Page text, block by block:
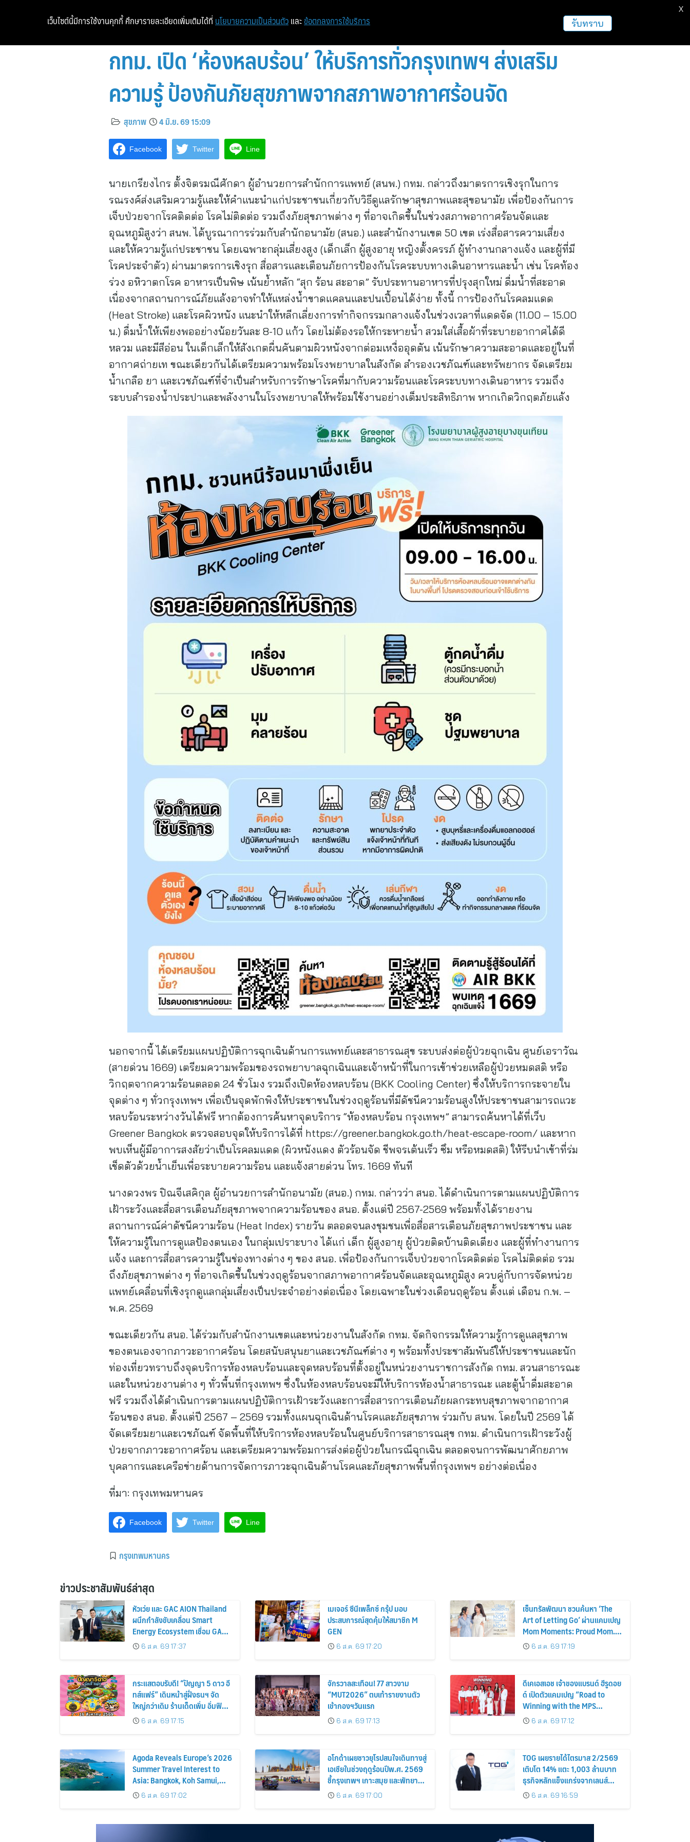
กทม. เปิด ‘ห้องหลบร้อน’ ให้บริการทั่วกรุงเทพฯ ส่งเสริม
ความรู้ ป้องกันภัยสุขภาพจากสภาพอากาศร้อนจัด
สุขภาพ 4 มิ.ย. 69 15:09
Facebook Twitter Line
นายเกรียงไกร ตั้งจิตรมณีศักดา ผู้อำนวยการสำนักการแพทย์ (สนพ.) กทม. กล่าวถึงมาตรการเชิงรุกในการ
รณรงค์ส่งเสริมความรู้และให้คำแนะนำแก่ประชาชนเกี่ยวกับวิธีดูแลรักษาสุขภาพและสุขอนามัย เพื่อป้องกันการ
เจ็บป่วยจากโรคติดต่อ โรคไม่ติดต่อ รวมถึงภัยสุขภาพต่าง ๆ ที่อาจเกิดขึ้นในช่วงสภาพอากาศร้อนจัดและ
อุณหภูมิสูงว่า สนพ. ได้บูรณาการร่วมกับสำนักอนามัย (สนอ.) และสำนักงานเขต 50 เขต เร่งสื่อสารความเสี่ยง
และให้ความรู้แก่ประชาชน โดยเฉพาะกลุ่มเสี่ยงสูง (เด็กเล็ก ผู้สูงอายุ หญิงตั้งครรภ์ ผู้ทำงานกลางแจ้ง และผู้ที่มี
โรคประจำตัว) ผ่านมาตรการเชิงรุก สื่อสารและเตือนภัยการป้องกันโรคระบบทางเดินอาหารและน้ำ เช่น โรคท้อง
ร่วง อหิวาตกโรค อาหารเป็นพิษ เน้นย้ำหลัก “สุก ร้อน สะอาด” รับประทานอาหารที่ปรุงสุกใหม่ ดื่มน้ำที่สะอาด
เนื่องจากสถานการณ์ภัยแล้งอาจทำให้แหล่งน้ำขาดแคลนและปนเปื้อนได้ง่าย ทั้งนี้ การป้องกันโรคลมแดด
(Heat Stroke) และโรคผิวหนัง แนะนำให้หลีกเลี่ยงการทำกิจกรรมกลางแจ้งในช่วงเวลาที่แดดจัด (11.00 – 15.00
น.) ดื่มน้ำให้เพียงพออย่างน้อยวันละ 8-10 แก้ว โดยไม่ต้องรอให้กระหายน้ำ สวมใส่เสื้อผ้าที่ระบายอากาศได้ดี
หลวม และมีสีอ่อน ในเด็กเล็กให้สังเกตผื่นคันตามผิวหนังจากต่อมเหงื่ออุดตัน เน้นรักษาความสะอาดและอยู่ในที่
อากาศถ่ายเท ขณะเดียวกันได้เตรียมความพร้อมโรงพยาบาลในสังกัด สำรองเวชภัณฑ์และทรัพยากร จัดเตรียม
น้ำเกลือ ยา และเวชภัณฑ์ที่จำเป็นสำหรับการรักษาโรคที่มากับความร้อนและโรคระบบทางเดินอาหาร รวมถึง
ระบบสำรองน้ำประปาและพลังงานในโรงพยาบาลให้พร้อมใช้งานอย่างเต็มประสิทธิภาพ หากเกิดวิกฤตภัยแล้ง
นอกจากนี้ ได้เตรียมแผนปฏิบัติการฉุกเฉินด้านการแพทย์และสาธารณสุข ระบบส่งต่อผู้ป่วยฉุกเฉิน ศูนย์เอราวัณ
(สายด่วน 1669) เตรียมความพร้อมของรถพยาบาลฉุกเฉินและเจ้าหน้าที่ในการเข้าช่วยเหลือผู้ป่วยหมดสติ หรือ
วิกฤตจากความร้อนตลอด 24 ชั่วโมง รวมถึงเปิดห้องหลบร้อน (BKK Cooling Center) ซึ่งให้บริการกระจายใน
จุดต่าง ๆ ทั่วกรุงเทพฯ เพื่อเป็นจุดพักพิงให้ประชาชนในช่วงฤดูร้อนที่มีดัชนีความร้อนสูงให้ประชาชนสามารถแวะ
หลบร้อนระหว่างวันได้ฟรี หากต้องการค้นหาจุดบริการ “ห้องหลบร้อน กรุงเทพฯ” สามารถค้นหาได้ที่เว็บ
Greener Bangkok ตรวจสอบจุดให้บริการได้ที่ https://greener.bangkok.go.th/heat-escape-room/ และหาก
พบเห็นผู้มีอาการสงสัยว่าเป็นโรคลมแดด (ผิวหนังแดง ตัวร้อนจัด ชีพจรเต้นเร็ว ซึม หรือหมดสติ) ให้รีบนำเข้าที่ร่ม
เช็ดตัวด้วยน้ำเย็นเพื่อระบายความร้อน และแจ้งสายด่วน โทร. 1669 ทันที
นางดวงพร ปิณจีเสคิกุล ผู้อำนวยการสำนักอนามัย (สนอ.) กทม. กล่าวว่า สนอ. ได้ดำเนินการตามแผนปฏิบัติการ
เฝ้าระวังและสื่อสารเตือนภัยสุขภาพจากความร้อนของ สนอ. ตั้งแต่ปี 2567-2569 พร้อมทั้งได้รายงาน
สถานการณ์ค่าดัชนีความร้อน (Heat Index) รายวัน ตลอดจนลงชุมชนเพื่อสื่อสารเตือนภัยสุขภาพประชาชน และ
ให้ความรู้ในการดูแลป้องตนเอง ในกลุ่มเปราะบาง ได้แก่ เด็ก ผู้สูงอายุ ผู้ป่วยติดบ้านติดเตียง และผู้ที่ทำงานการ
แจ้ง และการสื่อสารความรู้ในช่องทางต่าง ๆ ของ สนอ. เพื่อป้องกันการเจ็บป่วยจากโรคติดต่อ โรคไม่ติดต่อ รวม
ถึงภัยสุขภาพต่าง ๆ ที่อาจเกิดขึ้นในช่วงฤดูร้อนจากสภาพอากาศร้อนจัดและอุณหภูมิสูง ควบคู่กับการจัดหน่วย
แพทย์เคลื่อนที่เชิงรุกดูแลกลุ่มเสี่ยงเป็นประจำอย่างต่อเนื่อง โดยเฉพาะในช่วงเดือนฤดูร้อน ตั้งแต่ เดือน ก.พ. –
พ.ค. 2569
ขณะเดียวกัน สนอ. ได้ร่วมกับสำนักงานเขตและหน่วยงานในสังกัด กทม. จัดกิจกรรมให้ความรู้การดูแลสุขภาพ
ของตนเองจากภาวะอากาศร้อน โดยสนับสนุนยาและเวชภัณฑ์ต่าง ๆ พร้อมทั้งประชาสัมพันธ์ให้ประชาชนและนัก
ท่องเที่ยวทราบถึงจุดบริการห้องหลบร้อนและจุดหลบร้อนที่ตั้งอยู่ในหน่วยงานราชการสังกัด กทม. สวนสาธารณะ
และในหน่วยงานต่าง ๆ ทั่วพื้นที่กรุงเทพฯ ซึ่งในห้องหลบร้อนจะมีให้บริการห้องน้ำสาธารณะ และตู้น้ำดื่มสะอาด
ฟรี รวมถึงได้ดำเนินการตามแผนปฏิบัติการเฝ้าระวังและการสื่อสารการเตือนภัยผลกระทบสุขภาพจากอากาศ
ร้อนของ สนอ. ตั้งแต่ปี 2567 – 2569 รวมทั้งแผนฉุกเฉินด้านโรคและภัยสุขภาพ ร่วมกับ สนพ. โดยในปี 2569 ได้
จัดเตรียมยาและเวชภัณฑ์ จัดพื้นที่ให้บริการห้องหลบร้อนในศูนย์บริการสาธารณสุข กทม. ดำเนินการเฝ้าระวังผู้
ป่วยจากภาวะอากาศร้อน และเตรียมความพร้อมการส่งต่อผู้ป่วยในกรณีฉุกเฉิน ตลอดจนการพัฒนาศักยภาพ
บุคลากรและเครือข่ายด้านการจัดการภาวะฉุกเฉินด้านโรคและภัยสุขภาพพื้นที่กรุงเทพฯ อย่างต่อเนื่อง
ที่มา: กรุงเทพมหานคร
Facebook Twitter Line
กรุงเทพมหานคร
ข่าวประชาสัมพันธ์ล่าสุด
หัวเว่ย และ GAC AION Thailand
ผนึกกำลังขับเคลื่อน Smart
Energy Ecosystem เชื่อม GAC
GN8 PHEV รถยนต์ MPV ระดับ
พรีเมียม เข้ากับพลังงานแสง
6 ส.ค. 69 17:37
เมเจอร์ ซีนีเพล็กซ์ กรุ้ป มอบ
ประสบการณ์สุดคุ้มให้สมาชิก M
GEN
6 ส.ค. 69 17:20
เซ็นทรัลพัฒนา ชวนค้นหา ‘The
Art of Letting Go’ ผ่านแคมเปญ
Mom Moments: Proud Mom.
Proud of My Mom.
6 ส.ค. 69 17:19
กระแสตอบรับดี! “ปัญญา 5 ดาว อี
ทส์แฟร์” เดินหน้าสู่ฝั่งธนฯ จัด
ใหญ่กว่าเดิม ร้านเด็ดเพิ่ม อิ่มฟิน
10 วันเต็ม!
6 ส.ค. 69 17:15
จักรวาลสะเทือน! 77 สาวงาม
“MUT2026” ตบเท้ารายงานตัว
เข้ากองฯวันแรก
6 ส.ค. 69 17:13
ดีเคเอสเอช เจ้าของแบรนด์ ฮีรูดอย
ด์ เปิดตัวแคมเปญ “Road to
Winning with the MPS
Science”
6 ส.ค. 69 17:12
Agoda Reveals Europe’s 2026
Summer Travel Interest to
Asia: Bangkok, Koh Samui,
and Pattaya Among the Top
Cities
6 ส.ค. 69 17:02
อโกด้าเผยชาวยุโรปสนใจเดินทางสู่
เอเชียในช่วงฤดูร้อนปีพ.ศ. 2569
ชี้กรุงเทพฯ เกาะสมุย และพัทยา
ติดอันดับเมืองยอดนิยม
6 ส.ค. 69 17:00
TOG เผยรายได้ไตรมาส 2/2569
เติบโต 14% แตะ 1,003 ล้านบาท
ธุรกิจหลักแข็งแกร่งจากเลนส์
มูลค่าเพิ่ม และการขยายตลาดต่าง
ประเทศ พร้อมเดินหน้าลงทุนเพื่อ
6 ส.ค. 69 16:59
เว็บไซต์นี้มีการใช้งานคุกกี้ ศึกษารายละเอียดเพิ่มเติมได้ที่ นโยบายความเป็นส่วนตัว และ ข้อตกลงการใช้บริการ รับทราบ
X